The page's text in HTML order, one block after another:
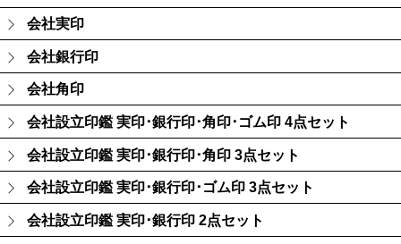
会社実印
会社銀行印
会社角印
会社設立印鑑 実印･銀行印･角印･ゴム印 4点セット
会社設立印鑑 実印･銀行印･角印 3点セット
会社設立印鑑 実印･銀行印･ゴム印 3点セット
会社設立印鑑 実印･銀行印 2点セット